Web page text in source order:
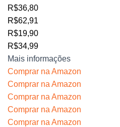
R$36,80
R$62,91
R$19,90
R$34,99
Mais informações
Comprar na Amazon
Comprar na Amazon
Comprar na Amazon
Comprar na Amazon
Comprar na Amazon